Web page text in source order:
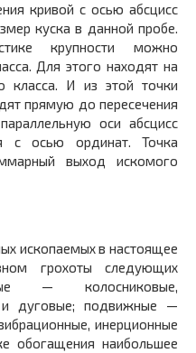
кривой с осью абсцисс
куска в данной пробе.
крупности можно
Для этого находят на
класса. И из этой точки
прямую до пересечения
оси абсцисс
с осью ординат. Точка
выход искомого
ископаемых в настоящее
грохоты следующих
— колосниковые,
и дуговые; подвижные —
инерционные
обогащения наибольшее